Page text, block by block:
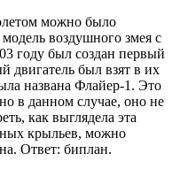
можно было
воздушного змея с
году был создан первый
двигатель был взят в их
названа Флайер-1. Это
в данном случае, оно не
как выглядела эта
крыльев, можно
Ответ: биплан.